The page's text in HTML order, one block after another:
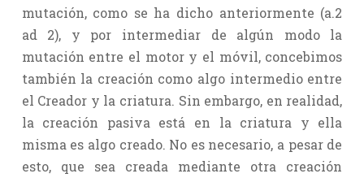
mutación, como se ha dicho anteriormente (a.2
ad 2), y por intermediar de algún modo la
mutación entre el motor y el móvil, concebimos
también la creación como algo intermedio entre
el Creador y la criatura. Sin embargo, en realidad,
la creación pasiva está en la criatura y ella
misma es algo creado. No es necesario, a pesar de
esto, que sea creada mediante otra creación